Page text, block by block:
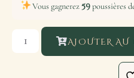
Vous gagnerez59poussières
AJOUTER AU